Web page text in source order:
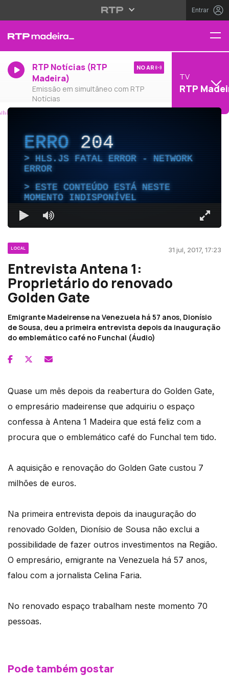
Entrar
RTP Notícias (RTP
Madeira)
Emissão em simultâneo com RTP
Notícias
NO AR
TV
RTP
ERRO204
HLS.JS FATAL ERROR - NETWORK
ERROR
ESTE CONTEÚDO ESTÁ NESTE
MOMENTO INDISPONÍVEL
LOCAL 31 jul, 2017, 17:23
Entrevista Antena 1:
Proprietário do renovado
Golden Gate
Emigrante Madeirense na Venezuela há 57 anos, Dionísio
de Sousa, deu a primeira entrevista depois da inauguração
do emblemático café no Funchal (Áudio)
Quase um mês depois da reabertura do Golden Gate,
o empresário madeirense que adquiriu o espaço
confessa à Antena 1 Madeira que está feliz com a
procura que o emblemático café do Funchal tem tido.
A aquisição e renovação do Golden Gate custou 7
milhões de euros.
Na primeira entrevista depois da inauguração do
renovado Golden, Dionísio de Sousa não exclui a
possibilidade de fazer outros investimentos na Região.
O empresário, emigrante na Venezuela há 57 anos,
falou com a jornalista Celina Faria.
No renovado espaço trabalham neste momento 70
pessoas.
Pode também gostar